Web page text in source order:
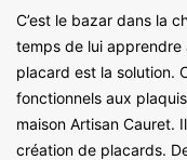
C’est le bazar dans la
temps de lui apprendre
placard est la solution.
fonctionnels aux
maison Artisan Cauret.
création de placards.